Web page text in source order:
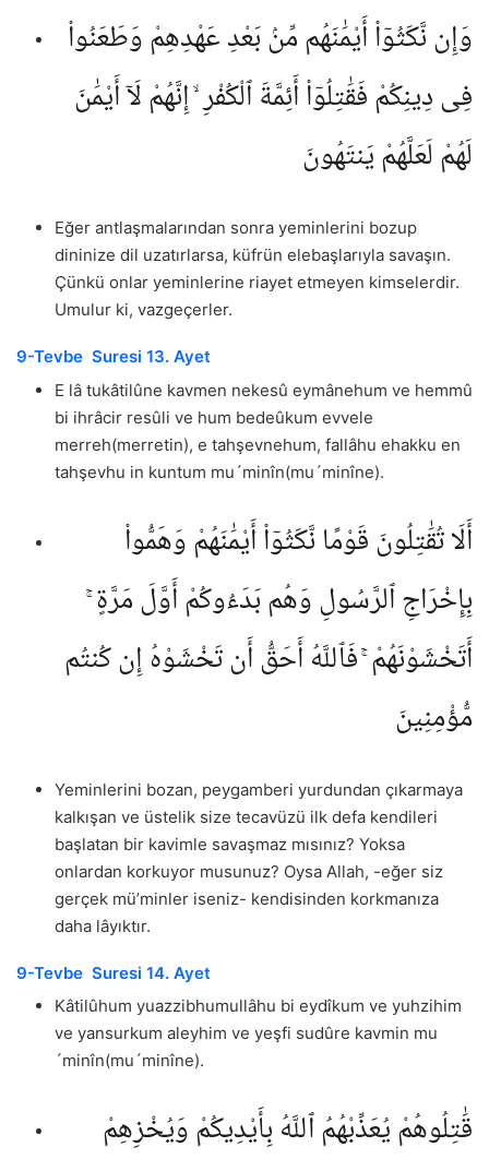
وَإِن نَّكَثُوٓا۟ أَيْمَٰنَهُم مِّنۢ بَعْدِ عَهْدِهِمْ وَطَعَنُوا۟
فِى دِينِكُمْ فَقَٰتِلُوٓا۟ أَئِمَّةَ ٱلْكُفْرِ ۙ إِنَّهُمْ لَآ أَيْمَٰنَ
لَهُمْ لَعَلَّهُمْ يَنتَهُونَ
Eğer antlaşmalarından sonra yeminlerini bozup
dininize dil uzatırlarsa, küfrün elebaşlarıyla savaşın.
Çünkü onlar yeminlerine riayet etmeyen kimselerdir.
Umulur ki, vazgeçerler.
9-Tevbe Suresi 13. Ayet
E lâ tukâtilûne kavmen nekesû eymânehum ve hemmû
bi ihrâcir resûli ve hum bedeûkum evvele
merreh(merretin), e tahşevnehum, fallâhu ehakku en
tahşevhu in kuntum mu´minîn(mu´minîne).
أَلَا تُقَٰتِلُونَ قَوْمًا نَّكَثُوٓا۟ أَيْمَٰنَهُمْ وَهَمُّوا۟
بِإِخْرَاجِ ٱلرَّسُولِ وَهُم بَدَءُوكُمْ أَوَّلَ مَرَّةٍ ۚ
أَتَخْشَوْنَهُمْ ۚ فَٱللَّهُ أَحَقُّ أَن تَخْشَوْهُ إِن كُنتُم
مُّؤْمِنِينَ
Yeminlerini bozan, peygamberi yurdundan çıkarmaya
kalkışan ve üstelik size tecavüzü ilk defa kendileri
başlatan bir kavimle savaşmaz mısınız? Yoksa
onlardan korkuyor musunuz? Oysa Allah, -eğer siz
gerçek mü’minler iseniz- kendisinden korkmanıza
daha lâyıktır.
9-Tevbe Suresi 14. Ayet
Kâtilûhum yuazzibhumullâhu bi eydîkum ve yuhzihim
ve yansurkum aleyhim ve yeşfi sudûre kavmin mu
´minîn(mu´minîne).
قَٰتِلُوهُمْ يُعَذِّبْهُمُ ٱللَّهُ بِأَيْدِيكُمْ وَيُخْزِهِمْ